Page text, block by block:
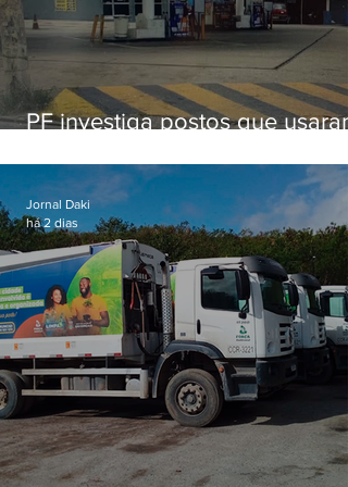
PF investiga postos que usaram
secretário morto em 2020
Jornal Daki
há 2 dias